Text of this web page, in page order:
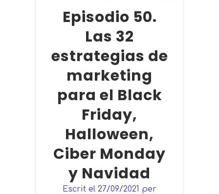
Episodio 50.
Las 32
estrategias de
marketing
para el Black
Friday,
Halloween,
Ciber Monday
y Navidad
Escrit el 27/09/2021 per